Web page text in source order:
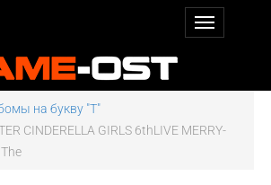
на букву "T"
CINDERELLA GIRLS 6thLIVE MERRY-
The